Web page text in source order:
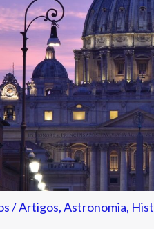
/Artigos,Astronomia,